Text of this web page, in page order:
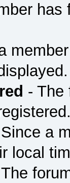
has
- The
a
local